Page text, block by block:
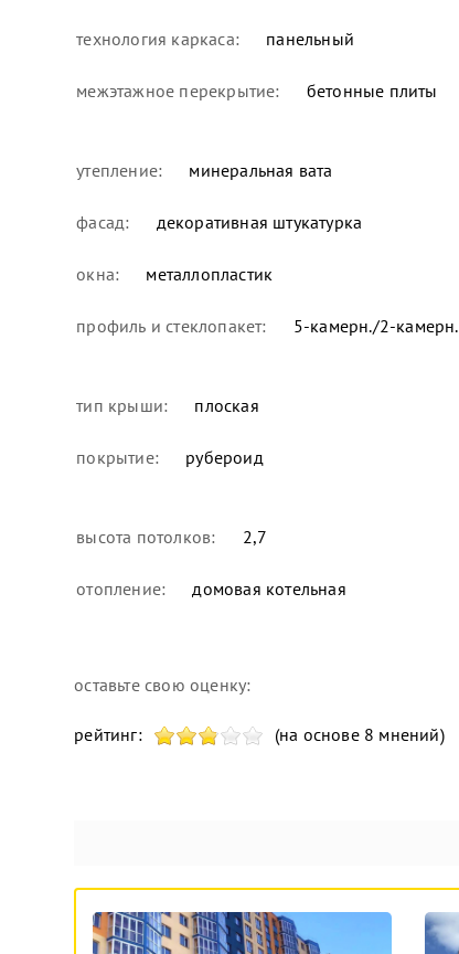
технология каркаса: панельный
межэтажное перекрытие: бетонные плиты
утепление: минеральная вата
фасад: декоративная штукатурка
окна: металлопластик
профиль и стеклопакет: 5-камерн./2-камерн.
тип крыши: плоская
покрытие: рубероид
высота потолков: 2,7
отопление: домовая котельная
оставьте свою оценку:
рейтинг: (на основе 8 мнений)